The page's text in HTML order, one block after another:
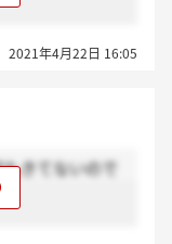
2021年4月22日 16:05
きてないので